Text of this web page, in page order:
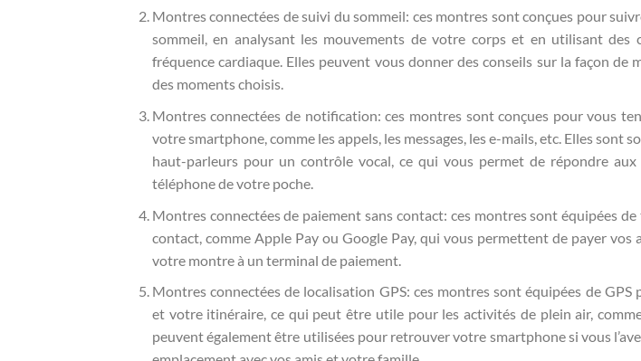
Montres connectées de suivi du sommeil: ces montres sont conçues pour
sommeil, en analysant les mouvements de votre corps et en utilisant des
fréquence cardiaque. Elles peuvent vous donner des conseils sur la façon de
des moments choisis.
Montres connectées de notification: ces montres sont conçues pour vous
votre smartphone, comme les appels, les messages, les e-mails, etc. Elles sont
haut-parleurs pour un contrôle vocal, ce qui vous permet de répondre
téléphone de votre poche.
Montres connectées de paiement sans contact: ces montres sont équipées
contact, comme Apple Pay ou Google Pay, qui vous permettent de payer vos
votre montre à un terminal de paiement.
Montres connectées de localisation GPS: ces montres sont équipées de
et votre itinéraire, ce qui peut être utile pour les activités de plein air,
peuvent également être utilisées pour retrouver votre smartphone si vous